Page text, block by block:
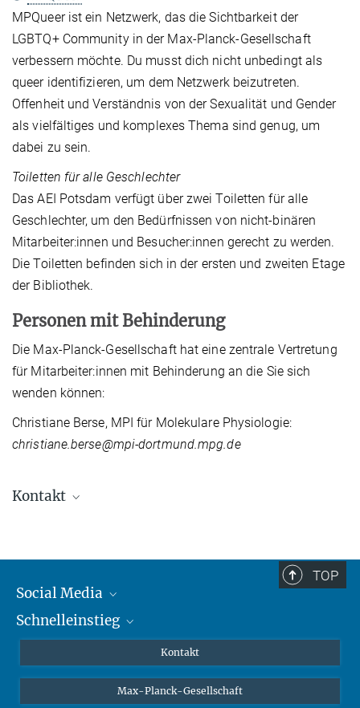
MPQueer ist ein Netzwerk, das die Sichtbarkeit der
LGBTQ+ Community in der Max-Planck-Gesellschaft
verbessern möchte. Du musst dich nicht unbedingt als
queer identifizieren, um dem Netzwerk beizutreten.
Offenheit und Verständnis von der Sexualität und Gender
als vielfältiges und komplexes Thema sind genug, um
dabei zu sein.
Toiletten für alle Geschlechter
Das AEI Potsdam verfügt über zwei Toiletten für alle
Geschlechter, um den Bedürfnissen von nicht-binären
Mitarbeiter:innen und Besucher:innen gerecht zu werden.
Die Toiletten befinden sich in der ersten und zweiten Etage
der Bibliothek.
Personen mit Behinderung
Die Max-Planck-Gesellschaft hat eine zentrale Vertretung
für Mitarbeiter:innen mit Behinderung an die Sie sich
wenden können:
Christiane Berse, MPI für Molekulare Physiologie:
christiane.berse@mpi‐dortmund.mpg.de
Kontakt
+49 331 567-7372
Susanne Korff
susanne.korff@...
TOP
Social Media
Mastodon
Schnelleinstieg
Studierende
Schüler*innen
Kontakt
Max-Planck-Gesellschaft